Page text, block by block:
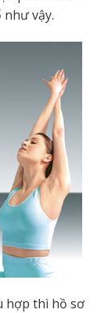
vậy.
hợp thì hồ sơ